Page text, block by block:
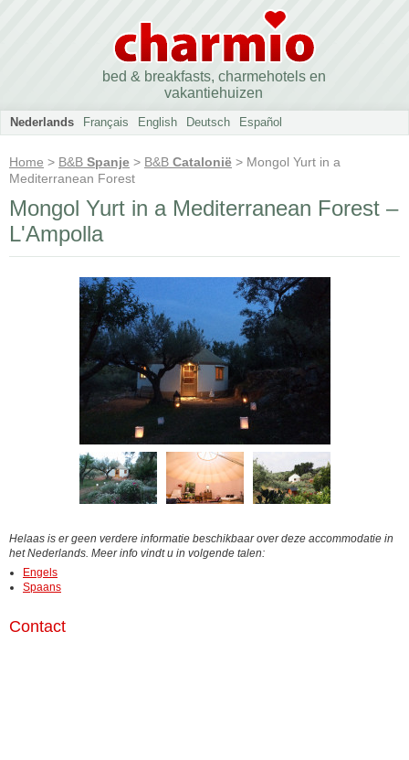
bed & breakfasts, charmehotels en
vakantiehuizen
Nederlands Français English Deutsch Español
Home > B&B Spanje > B&B Catalonië > Mongol Yurt in a
Mediterranean Forest
Mongol Yurt in a Mediterranean Forest –
L'Ampolla
Helaas is er geen verdere informatie beschikbaar over deze accommodatie in
het Nederlands. Meer info vindt u in volgende talen:
Engels
Spaans
Contact